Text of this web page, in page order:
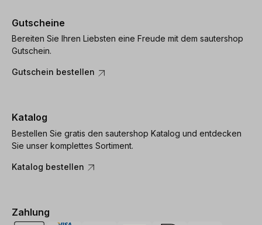
Gutscheine
Bereiten Sie Ihren Liebsten eine Freude mit dem sautershop
Gutschein.
Gutschein bestellen
Katalog
Bestellen Sie gratis den sautershop Katalog und entdecken
Sie unser komplettes Sortiment.
Katalog bestellen
Zahlung